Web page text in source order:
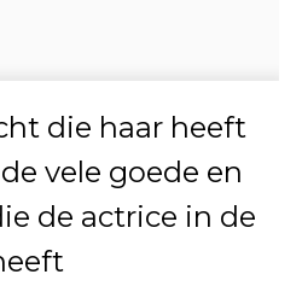
die haar heeft
vele goede en
de actrice in de